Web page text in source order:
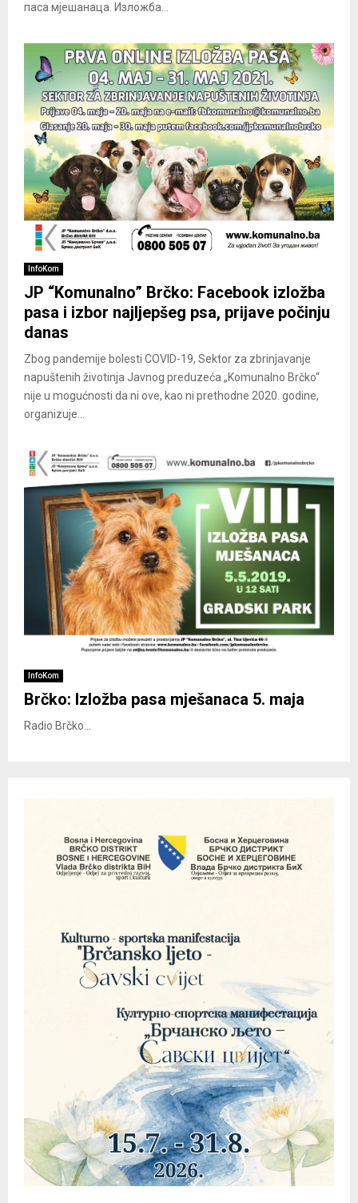
паса мјешанаца. Изложба...
InfoKom
JP “Komunalno” Brčko: Facebook izložba
pasa i izbor najljepšeg psa, prijave počinju
danas
Zbog pandemije bolesti COVID-19, Sektor za zbrinjavanje
napuštenih životinja Javnog preduzeća „Komunalno Brčko“
nije u mogućnosti da ni ove, kao ni prethodne 2020. godine,
organizuje...
InfoKom
Brčko: Izložba pasa mješanaca 5. maja
Radio Brčko...